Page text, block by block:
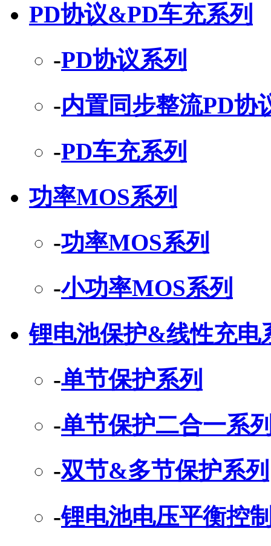
PD协议&PD车充系列
-PD协议系列
-内置同步整流PD协
-PD车充系列
功率MOS系列
-功率MOS系列
-小功率MOS系列
锂电池保护&线性充电
-单节保护系列
-单节保护二合一系
-双节&多节保护系列
-锂电池电压平衡控